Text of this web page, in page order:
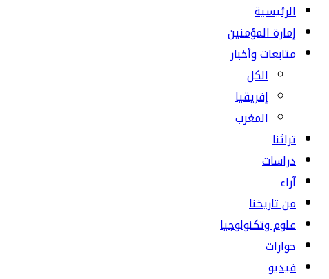
الرئيسية
إمارة المؤمنين
متابعات وأخبار
الكل
إفريقيا
المغرب
تراثنا
دراسات
آراء
من تاريخنا
علوم وتكنولوجيا
حوارات
فيديو